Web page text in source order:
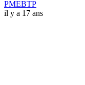
PMEBTP
il y a 17 ans